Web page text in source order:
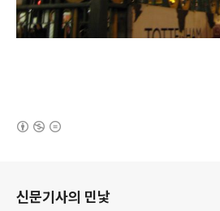
신문기사의 민낯